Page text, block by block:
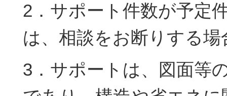
2．サポート件数が予定
は、相談をお断りする
3．サポートは、図面等